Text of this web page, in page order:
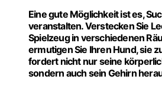
Eine gute Möglichkeit ist es,
veranstalten. Verstecken Sie
Spielzeug in verschiedenen
ermutigen Sie Ihren Hund, sie
fordert nicht nur seine
sondern auch sein Gehirn